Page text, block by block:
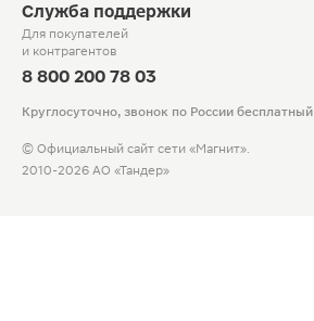
Служба поддержки
Для покупателей
и контрагентов
8 800 200 78 03
Круглосуточно, звонок по России бесплатный
© Официальный сайт сети «Магнит».
2010-2026 АО «Тандер»